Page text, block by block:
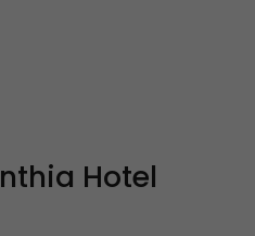
Hotel